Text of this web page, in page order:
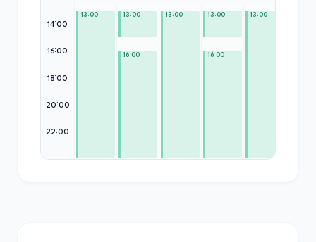
14:00
16:00
18:00
20:00
22:00
13:00 13:00
16:00
13:00 13:00
16:00
13:00